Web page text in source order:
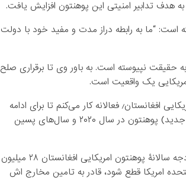
جدی) منتشر شده گفته است: “ما به رابطه دراز مدت و مفید خود با دولت
حقیقت نپیوسته است. به باور وی تا برقراری صلح
یک واقعیت است.
دیوید سدنی همچنان افزوده است: “من همراه با هیات مدیره و اداره پوهنتون امریکایی افغانستان٫ فعالانه کار می‌کنم تا برای ادامه
کارهای عملیاتی، تامین امنیت، و ادامه پروگرام‌های اکادمیک (از جمله پروگرام‌های جدید) پوهنتون در سال ۲۰۲۰ و سال‌های پسین
شبکه خبری سی ان ان به روز جمعه (ششم جدی) در گزارشی گفت گفته بود که بودجه سالانۀ پوهنتون امریکایی افغانستان ۲۸ میلیون
اگر کمک های ایالات متحده امریکا قطع شود، قادر به تامین مخارج اش